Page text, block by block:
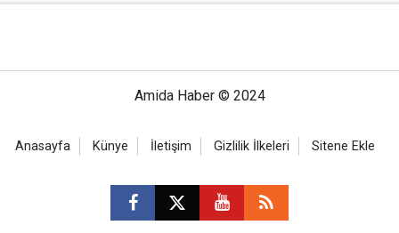
Amida Haber © 2024
Anasayfa Künye İletişim Gizlilik İlkeleri Sitene Ekle